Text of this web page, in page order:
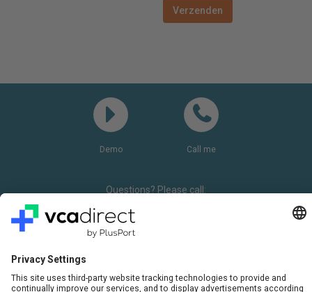
Demo Call me
Questions? Please call:
or send us an email